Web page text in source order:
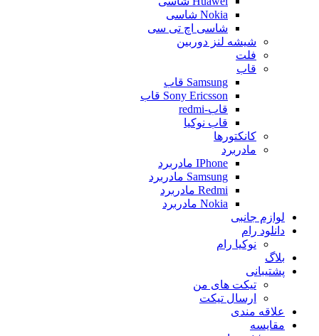
Nokia شاسی
شاسی اچ تی سی
شیشه لنز دوربین
فلت
قاب
Samsung قاب
Sony Ericsson قاب
قاب-redmi
قاب نوکیا
کانکتورها
مادربرد
IPhone مادربرد
Samsung مادربرد
Redmi مادربرد
Nokia مادربرد
لوازم جانبی
دانلود رام
نوکیا رام
بلاگ
پشتیبانی
تیکت های من
ارسال تیکت
علاقه مندی
مقايسه